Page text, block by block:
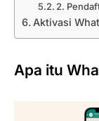
2.
Aktivasi
Apa itu